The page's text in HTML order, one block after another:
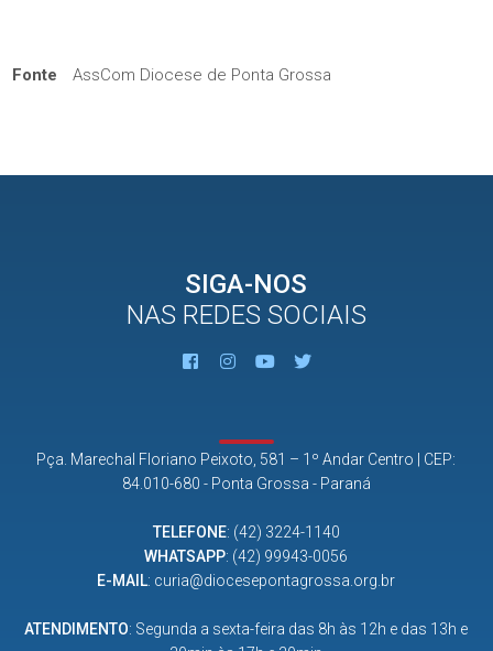
Fonte AssCom Diocese de Ponta Grossa
SIGA-NOS
NAS REDES SOCIAIS
Pça. Marechal Floriano Peixoto, 581 – 1º Andar Centro | CEP:
84.010-680 - Ponta Grossa - Paraná
TELEFONE: (42) 3224-1140
WHATSAPP: (42) 99943-0056
E-MAIL: curia@diocesepontagrossa.org.br
ATENDIMENTO: Segunda a sexta-feira das 8h às 12h e das 13h e